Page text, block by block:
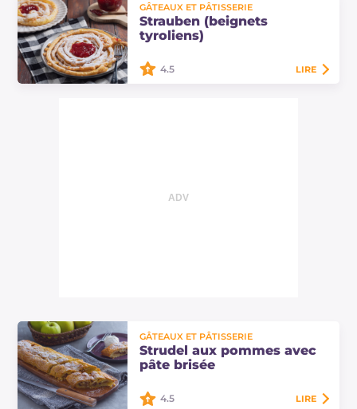
Valteline : des beignets ronds
croquants de sarrasin qui cachent
un cœur savoureux de fromage
GÂTEAUX ET PÂTISSERIE
Strauben (beignets
tyroliens)
4.5 LIRE
GÂTEAUX ET PÂTISSERIE
Strudel aux pommes avec
pâte brisée
4.5 LIRE